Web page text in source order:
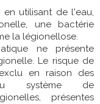
utilisant de l'eau,
une bactérie
la légionellose.
ne présente
Le risque de
en raison des
du système de
présentes